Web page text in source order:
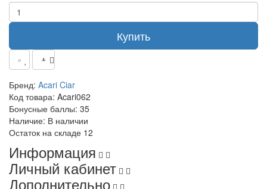
Купить
Бренд: Acari Ciar
Код товара: Acari062
Бонусные баллы: 35
Наличие: В наличии
Остаток на складе 12
Информация
Личный кабинет
Дополнительно